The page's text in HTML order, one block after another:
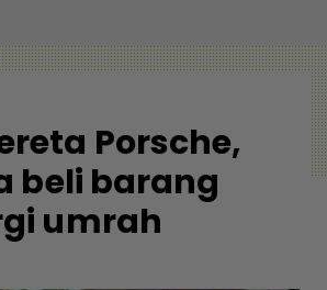
Porsche,
beli barang
umrah